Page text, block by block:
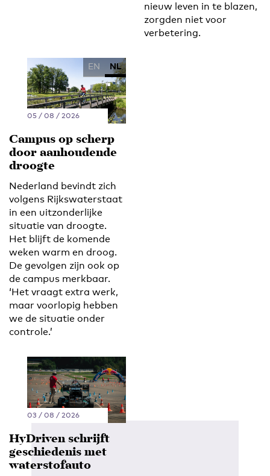
nieuw leven in te blazen,
zorgden niet voor
verbetering.
EN NL
05 / 08 / 2026
Campus op scherp
door aanhoudende
droogte
Nederland bevindt zich
volgens Rijkswaterstaat
in een uitzonderlijke
situatie van droogte.
Het blijft de komende
weken warm en droog.
De gevolgen zijn ook op
de campus merkbaar.
‘Het vraagt extra werk,
maar voorlopig hebben
we de situatie onder
controle.’
03 / 08 / 2026
HyDriven schrijft
geschiedenis met
waterstofauto